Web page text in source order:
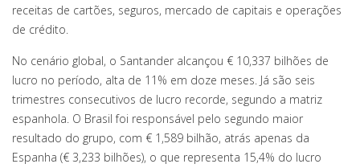
receitas de cartões, seguros, mercado de capitais e operações
de crédito.
No cenário global, o Santander alcançou € 10,337 bilhões de
lucro no período, alta de 11% em doze meses. Já são seis
trimestres consecutivos de lucro recorde, segundo a matriz
espanhola. O Brasil foi responsável pelo segundo maior
resultado do grupo, com € 1,589 bilhão, atrás apenas da
Espanha (€ 3,233 bilhões), o que representa 15,4% do lucro